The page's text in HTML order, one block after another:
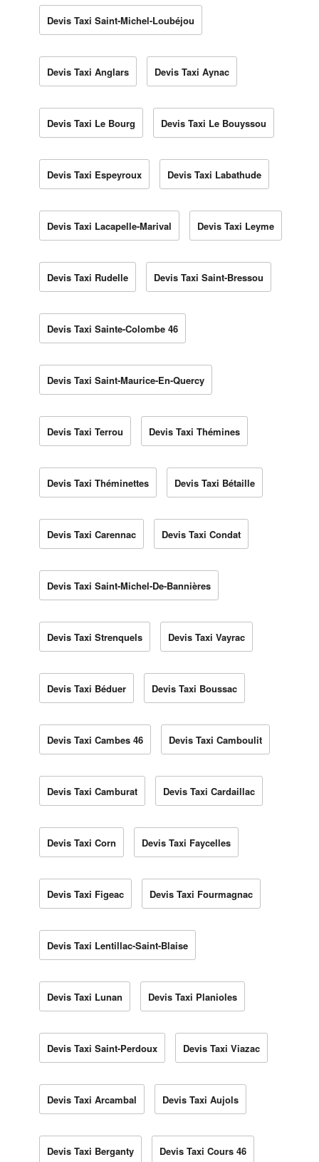
Devis Taxi Saint-Michel-Loubéjou
Devis Taxi Anglars Devis Taxi Aynac
Devis Taxi Le Bourg Devis Taxi Le Bouyssou
Devis Taxi Espeyroux Devis Taxi Labathude
Devis Taxi Lacapelle-Marival Devis Taxi Leyme
Devis Taxi Rudelle Devis Taxi Saint-Bressou
Devis Taxi Sainte-Colombe 46
Devis Taxi Saint-Maurice-En-Quercy
Devis Taxi Terrou Devis Taxi Thémines
Devis Taxi Théminettes Devis Taxi Bétaille
Devis Taxi Carennac Devis Taxi Condat
Devis Taxi Saint-Michel-De-Bannières
Devis Taxi Strenquels Devis Taxi Vayrac
Devis Taxi Béduer Devis Taxi Boussac
Devis Taxi Cambes 46 Devis Taxi Camboulit
Devis Taxi Camburat Devis Taxi Cardaillac
Devis Taxi Corn Devis Taxi Faycelles
Devis Taxi Figeac Devis Taxi Fourmagnac
Devis Taxi Lentillac-Saint-Blaise
Devis Taxi Lunan Devis Taxi Planioles
Devis Taxi Saint-Perdoux Devis Taxi Viazac
Devis Taxi Arcambal Devis Taxi Aujols
Devis Taxi Berganty Devis Taxi Cours 46